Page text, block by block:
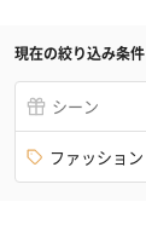
現在の絞り込み条件
シーン
ファッション